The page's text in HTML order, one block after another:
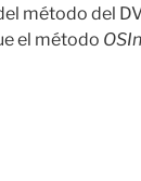
método del
el método